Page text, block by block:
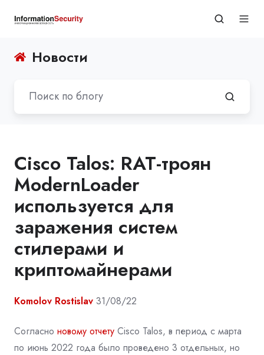
Новости
Cisco Talos: RAT-троян
ModernLoader
используется для
заражения систем
стилерами и
криптомайнерами
Komolov Rostislav 31/08/22
Согласно новому отчету Cisco Talos, в период с марта
по июнь 2022 года было проведено 3 отдельных, но